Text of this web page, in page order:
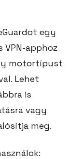
egy
VPN-apphoz
motortípust
Lehet
is
vagy
meg.